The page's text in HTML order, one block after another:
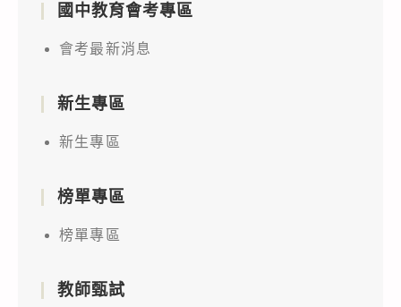
國中教育會考專區
會考最新消息
新生專區
新生專區
榜單專區
榜單專區
教師甄試